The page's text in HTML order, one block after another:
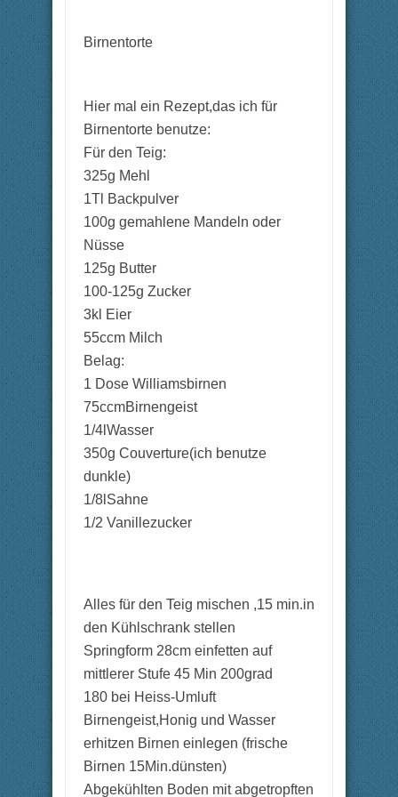
Birnentorte
Hier mal ein Rezept,das ich für
Birnentorte benutze:
Für den Teig:
325g Mehl
1Tl Backpulver
100g gemahlene Mandeln oder
Nüsse
125g Butter
100-125g Zucker
3kl Eier
55ccm Milch
Belag:
1 Dose Williamsbirnen
75ccmBirnengeist
1/4lWasser
350g Couverture(ich benutze
dunkle)
1/8lSahne
1/2 Vanillezucker
Alles für den Teig mischen ,15 min.in
den Kühlschrank stellen
Springform 28cm einfetten auf
mittlerer Stufe 45 Min 200grad
180 bei Heiss-Umluft
Birnengeist,Honig und Wasser
erhitzen Birnen einlegen (frische
Birnen 15Min.dünsten)
Abgekühlten Boden mit abgetropften